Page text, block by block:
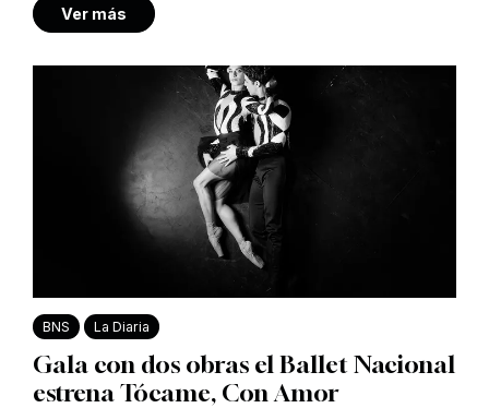
Ver más
BNS La Diaria
Gala con dos obras el Ballet Nacional
estrena Tócame, Con Amor